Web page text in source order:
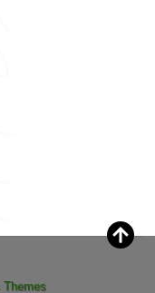
Themes